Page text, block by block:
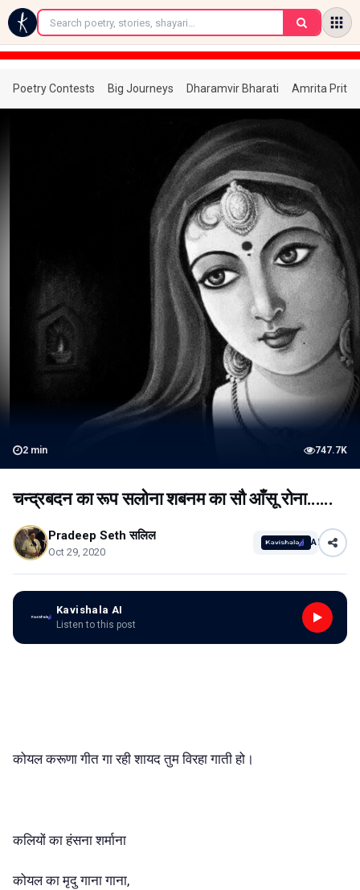
←
Poetry Contests Big Journeys Dharamvir Bharati Amrita
2 min 747.7K
चन्द्रबदन का रूप सलोना शबनम का सौ आँसू रोना......
Pradeep Seth सलिल
Oct 29, 2020
AI
Kavishala AI
Listen to this post
कोयल करूणा गीत गा रही शायद तुम विरहा गाती हो।
कलियों का हंसना शर्माना
कोयल का मृदु गाना गाना,